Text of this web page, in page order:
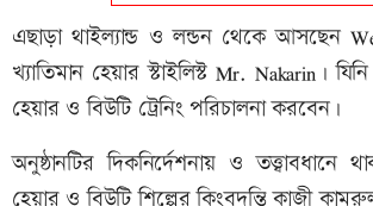
এছাড়া থাইল্যান্ড ও লন্ডন থেকে আসছেন
খ্যাতিমান হেয়ার স্টাইলিস্ট Mr. Nakarin।
হেয়ার ও বিউটি ট্রেনিং পরিচালনা করবেন।
অনুষ্ঠানটির দিকনির্দেশনায় ও তত্ত্বাবধানে
হেয়ার ও বিউটি শিল্পের কিংবদন্তি কাজী